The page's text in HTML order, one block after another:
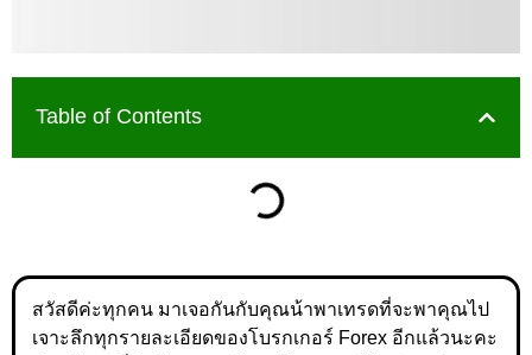
Table of Contents
สวัสดีค่ะทุกคน มาเจอกันกับคุณน้าพาเทรดที่จะพาคุณไป
เจาะลึกทุกรายละเอียดของโบรกเกอร์ Forex อีกแล้วนะคะ